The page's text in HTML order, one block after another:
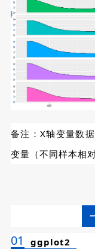
备注：X轴变量数
变量（不同样本相对
01 ggplot2